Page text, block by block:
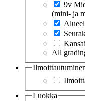
9v
(mini- ja
All
Luokka